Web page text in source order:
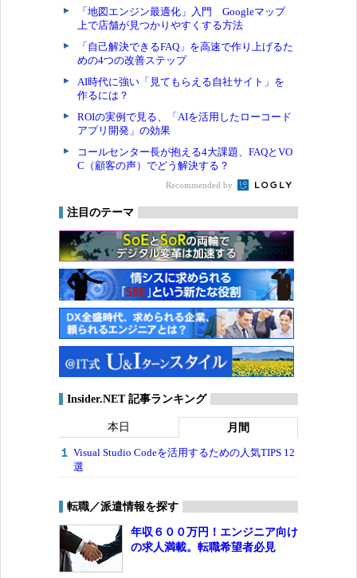
「地図エンジン最適化」入門 Googleマップ
上で店舗が見つかりやすくする方法
「自己解決できるFAQ」を高速で作り上げるた
めの4つの改善ステップ
AI時代に強い「見てもらえる自社サイト」を
作るには？
ROIの実例で見る、「AIを活用したローコード
アプリ開発」の効果
コールセンター長が抱える4大課題、FAQとVO
C（顧客の声）でどう解決する？
Recommended by
注目のテーマ
Insider.NET 記事ランキング
本日 月間
Visual Studio Codeを活用するための人気TIPS 12
選
転職／派遣情報を探す
年収６００万円！エンジニア向け
の求人満載。転職希望者必見